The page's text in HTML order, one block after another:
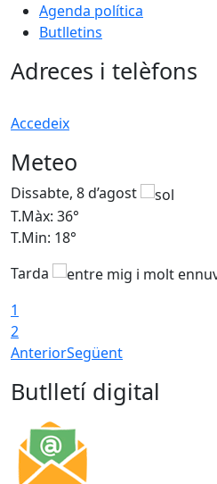
Agenda política
Butlletins
Adreces i telèfons
Accedeix
Meteo
Dissabte, 8 d’agost
T.Màx: 36°
T.Min: 18°
Tarda
1
2
AnteriorSegüent
Butlletí digital